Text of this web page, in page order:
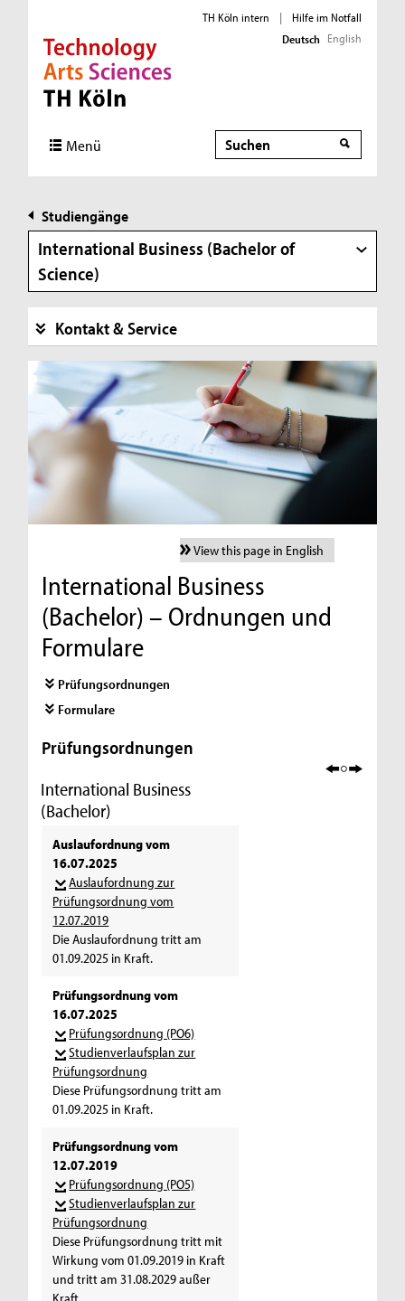
Direkt zur Hauptnavigation
Direkt zur Subnavigation
Direkt zum Inhalt
Direkt zum Fußbereich
TH Köln intern |
Hilfe im Notfall
Deutsch English
Menü Suche
Studiengänge
International Business (Bachelor of
Science)
Kontakt & Service
View this page in English
International Business
(Bachelor) – Ordnungen und
Formulare
Prüfungsordnungen
Formulare
Prüfungsordnungen
International Business
(Bachelor)
Auslaufordnung vom
16.07.2025
Auslaufordnung zur
Prüfungsordnung vom
12.07.2019
Die Auslaufordnung tritt am
01.09.2025 in Kraft.
Prüfungsordnung vom
16.07.2025
Prüfungsordnung (PO6)
Studienverlaufsplan zur
Prüfungsordnung
Diese Prüfungsordnung tritt am
01.09.2025 in Kraft.
Prüfungsordnung vom
12.07.2019
Prüfungsordnung (PO5)
Studienverlaufsplan zur
Prüfungsordnung
Diese Prüfungsordnung tritt mit
Wirkung vom 01.09.2019 in Kraft
und tritt am 31.08.2029 außer